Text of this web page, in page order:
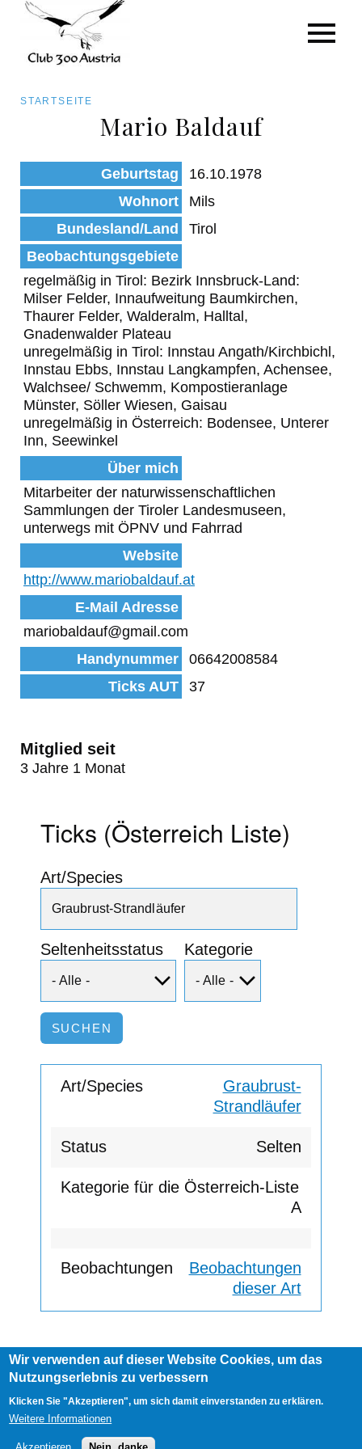
zum
Inhalt
Pfadnavigation
STARTSEITE
Mario Baldauf
Geburtstag
16.10.1978
Wohnort
Mils
Bundesland/Land
Tirol
Beobachtungsgebiete
regelmäßig in Tirol: Bezirk Innsbruck-Land:
Milser Felder, Innaufweitung Baumkirchen,
Thaurer Felder, Walderalm, Halltal,
Gnadenwalder Plateau
unregelmäßig in Tirol: Innstau Angath/Kirchbichl,
Innstau Ebbs, Innstau Langkampfen, Achensee,
Walchsee/ Schwemm, Kompostieranlage
Münster, Söller Wiesen, Gaisau
unregelmäßig in Österreich: Bodensee, Unterer
Inn, Seewinkel
Über mich
Mitarbeiter der naturwissenschaftlichen
Sammlungen der Tiroler Landesmuseen,
unterwegs mit ÖPNV und Fahrrad
Website
http://www.mariobaldauf.at
E-Mail Adresse
mariobaldauf@gmail.com
Handynummer
06642008584
Ticks AUT
37
Mitglied seit
3 Jahre 1 Monat
Ticks (Österreich Liste)
Art/Species
Seltenheitsstatus Kategorie
Art/Species
Status
Kategorie für die Österreich-Liste
Beobachtungen
Graubrust-
Strandläufer
Selten
A
Beobachtungen
dieser Art
Footer
menu
AGB Impressum Links
User
account
Anmelden
Wir verwenden auf dieser Website Cookies, um das
Nutzungserlebnis zu verbessern
Klicken Sie "Akzeptieren", um sich damit einverstanden zu erklären.
Weitere Informationen